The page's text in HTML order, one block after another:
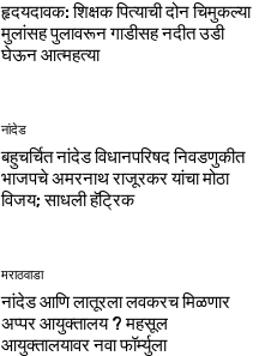
हृदयदावक: शिक्षक पित्याची दोन चिमुकल्या
मुलांसह पुलावरून गाडीसह नदीत उडी
घेऊन आत्महत्या
नांदेड
बहुचर्चित नांदेड विधानपरिषद निवडणुकीत
भाजपचे अमरनाथ राजूरकर यांचा मोठा
विजय; साधली हॅट्रिक
मराठवाडा
नांदेड आणि लातूरला लवकरच मिळणार
अप्पर आयुक्तालय ? महसूल
आयुक्तालयावर नवा फॉर्म्युला